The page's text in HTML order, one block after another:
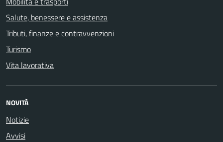
Salute, benessere e assistenza
Tributi, finanze e contravvenzioni
Turismo
Vita lavorativa
NOVITÀ
Notizie
Avvisi